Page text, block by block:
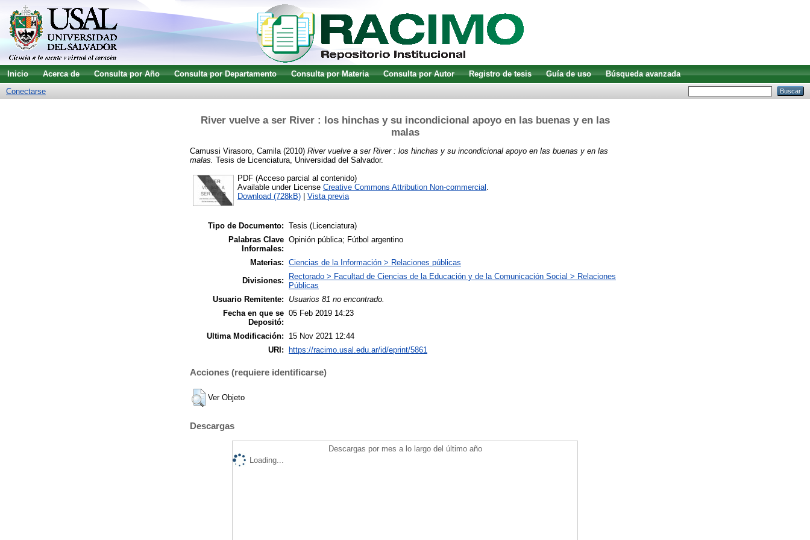
Inicio Acerca de Consulta por Año Consulta por Departamento Consulta por Materia Consulta por Autor Registro de tesis Guía de uso
Búsqueda avanzada
Conectarse
River vuelve a ser River : los hinchas y su incondicional apoyo en las buenas y en las
malas
Camussi Virasoro, Camila (2010) River vuelve a ser River : los hinchas y su incondicional apoyo en las buenas y en las
malas. Tesis de Licenciatura, Universidad del Salvador.
PDF (Acceso parcial al contenido)
Available under License Creative Commons Attribution Non-commercial .
Download (728kB)
Vista previa
Tipo de Documento: Tesis (Licenciatura)
Palabras Clave
Informales:
Opinión pública; Fútbol argentino
Materias: Ciencias de la Información > Relaciones públicas
Divisiones:
Rectorado > Facultad de Ciencias de la Educación y de la Comunicación Social > Relaciones
Públicas
Usuario Remitente:
Usuarios 81 no encontrado.
Fecha en que se
Depositó:
05 Feb 2019 14:23
Ultima Modificación:
15 Nov 2021 12:44
URI:
https://racimo.usal.edu.ar/id/eprint/5861
Acciones (requiere identificarse)
Ver Objeto
Descargas
Descargas por mes a lo largo del último año
Loading...